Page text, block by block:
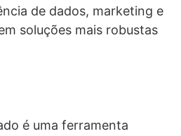
de dados, marketing e
soluções mais robustas
é uma ferramenta